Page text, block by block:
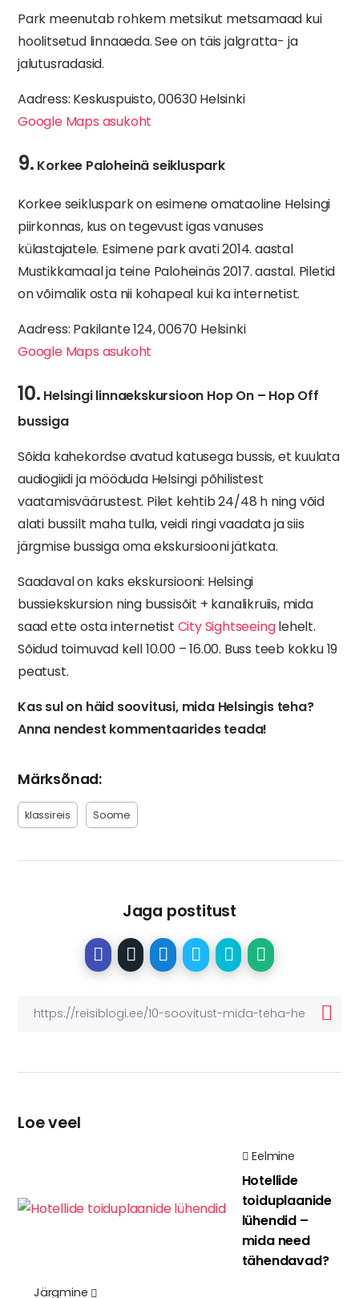
Park meenutab rohkem metsikut metsamaad kui
hoolitsetud linnaaeda. See on täis jalgratta- ja
jalutusradasid.
Aadress: Keskuspuisto, 00630 Helsinki
Google Maps asukoht
9. Korkee Paloheinä seikluspark
Korkee seikluspark on esimene omataoline Helsingi
piirkonnas, kus on tegevust igas vanuses
külastajatele. Esimene park avati 2014. aastal
Mustikkamaal ja teine Paloheinäs 2017. aastal. Piletid
on võimalik osta nii kohapeal kui ka internetist.
Aadress: Pakilante 124, 00670 Helsinki
Google Maps asukoht
10. Helsingi linnaekskursioon Hop On – Hop Off
bussiga
Sõida kahekordse avatud katusega bussis, et kuulata
audiogiidi ja mööduda Helsingi põhilistest
vaatamisväärustest. Pilet kehtib 24/48 h ning võid
alati bussilt maha tulla, veidi ringi vaadata ja siis
järgmise bussiga oma ekskursiooni jätkata.
Saadaval on kaks ekskursiooni: Helsingi
bussiekskursion ning bussisõit + kanalikruiis, mida
saad ette osta internetist City Sightseeinglehelt.
Sõidud toimuvad kell 10.00 – 16.00. Buss teeb kokku 19
peatust.
Kas sul on häid soovitusi, mida Helsingis teha?
Anna nendest kommentaarides teada!
Märksõnad:
klassireis Soome
Jaga postitust
Loe veel
Eelmine
Hotellide
toiduplaanide
lühendid –
mida need
tähendavad?
Järgmine